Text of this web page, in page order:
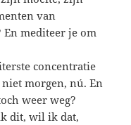
van
mediteer je om
concentratie
morgen, nú. En
weer weg?
dit, wil ik dat,